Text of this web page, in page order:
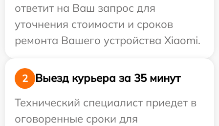
ответит на Ваш запрос для
уточнения стоимости и сроков
ремонта Вашего устройства Xiaomi.
2
Выезд курьера за 35 минут
Технический специалист приедет в
оговоренные сроки для